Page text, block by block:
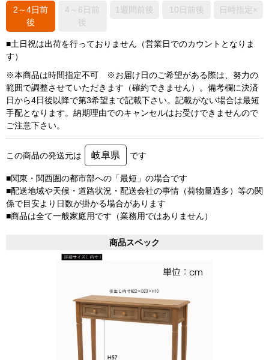
2～4日前
後
4～6日前
後
1週間前後 10日前後 日時指定×
■土日祝は出荷を行っておりません（営業日でのカウントとなりま
す）
※本商品は時間指定不可 ※お届け日のご希望がある際は、努力の
範囲で調整させていただきます（確約できません）。備考欄に決済
日から4日後以降で第3希望まで記載下さい。記載がない場合は最短
手配となります。納期理由でのキャンセルはお受けできませんので
ご注意下さい。
この商品の発送元は 岐阜県 です
■関東・関西圏の都市部への「最短」の場合です
■配送地域や天候・道路状況・配送会社の事情（荷物量過多）等の関
係で目安より日数が掛かる場合があります
■商品は全て一般家庭用です（業務用ではありません）
商品スペック